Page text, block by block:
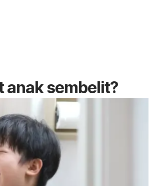
anak sembelit?